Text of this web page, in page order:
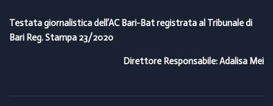
Testata giornalistica dell’AC Bari-Bat registrata al Tribunale di
Bari Reg. Stampa 23/2020
Direttore Responsabile: Adalisa Mei